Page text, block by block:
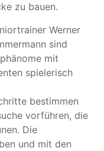
zu bauen.
Werner
sind
mit
spielerisch
bestimmen
vorführen, die
Die
und mit den